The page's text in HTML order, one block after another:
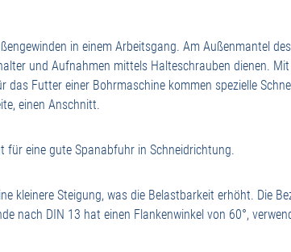
in einem Arbeitsgang. Am Außenmantel
und Aufnahmen mittels Halteschrauben dienen.
Futter einer Bohrmaschine kommen spezielle
einen Anschnitt.
für eine gute Spanabfuhr in Schneidrichtung.
kleinere Steigung, was die Belastbarkeit erhöht. Die
nach DIN 13 hat einen Flankenwinkel von 60°,